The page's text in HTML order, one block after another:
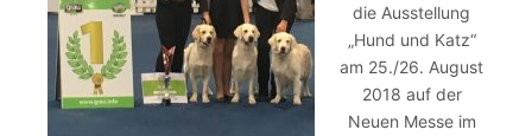
die Ausstellung
„Hund und Katz“
am 25./26. August
2018 auf der
Neuen Messe im